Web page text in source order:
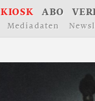
KIOSK ABO VER
Med iad aten Newsl